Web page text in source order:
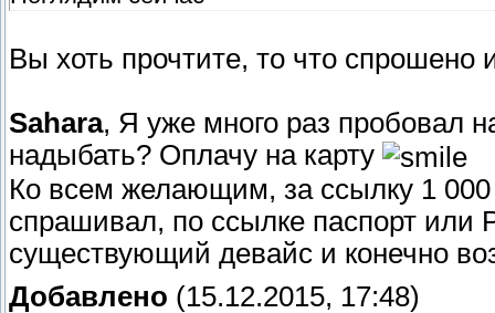
Вы хоть прочтите, то что
Sahara, Я уже много раз пробовал
надыбать? Оплачу на карту
Ко всем желающим, за ссылку 1
спрашивал, по ссылке паспорт или
существующий девайс и конечно
Добавлено (15.12.2015, 17:48)